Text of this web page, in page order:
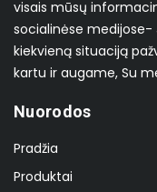
visais mūsų
socialinėse
kiekvieną situaciją
kartu ir augame, Su
Nuorodos
Pradžia
Produktai